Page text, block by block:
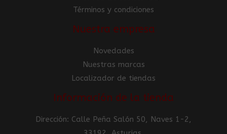
Términos y condiciones
Nuestra empresa
Novedades
Nuestras marcas
Localizador de tiendas
Información de la tienda
Dirección: Calle Peña Salón 50, Naves 1-2,